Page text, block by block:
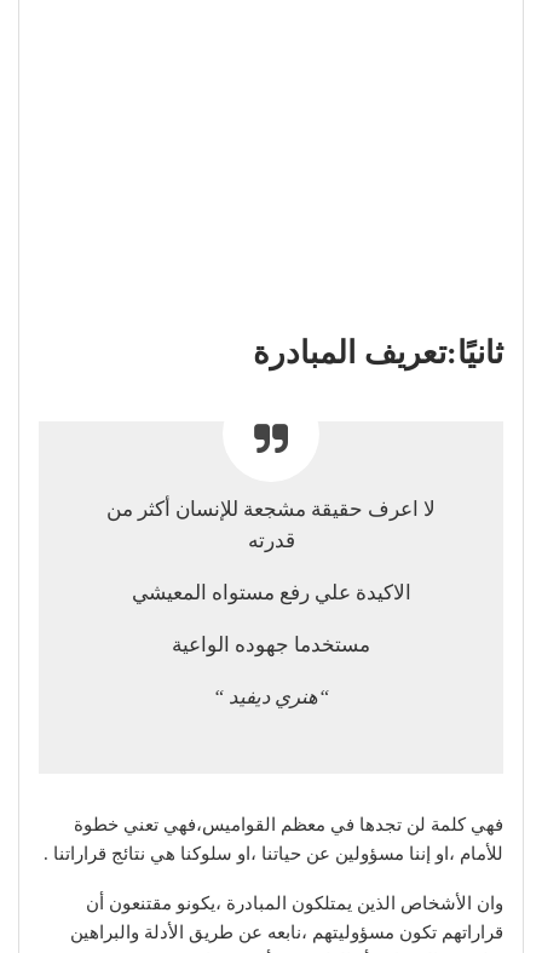
ثانيًا:تعريف المبادرة
لا اعرف حقيقة مشجعة للإنسان أكثر من
قدرته
الاكيدة علي رفع مستواه المعيشي
مستخدما جهوده الواعية
“هنري ديفيد “
فهي كلمة لن تجدها في معظم القواميس،فهي تعني خطوة
للأمام ،او إننا مسؤولين عن حياتنا ،او سلوكنا هي نتائج قراراتنا .
وان الأشخاص الذين يمتلكون المبادرة ،يكونو مقتنعون أن
قراراتهم تكون مسؤوليتهم ،نابعه عن طريق الأدلة والبراهين